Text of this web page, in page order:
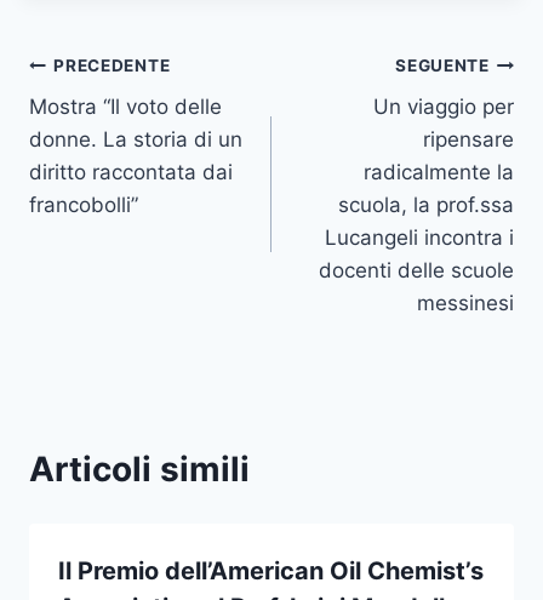
Navigazione
articoli
PRECEDENTE
Mostra “Il voto delle
donne. La storia di un
diritto raccontata dai
francobolli”
SEGUENTE
Un viaggio per
ripensare
radicalmente la
scuola, la prof.ssa
Lucangeli incontra i
docenti delle scuole
messinesi
Articoli simili
Il Premio dell’American Oil Chemist’s